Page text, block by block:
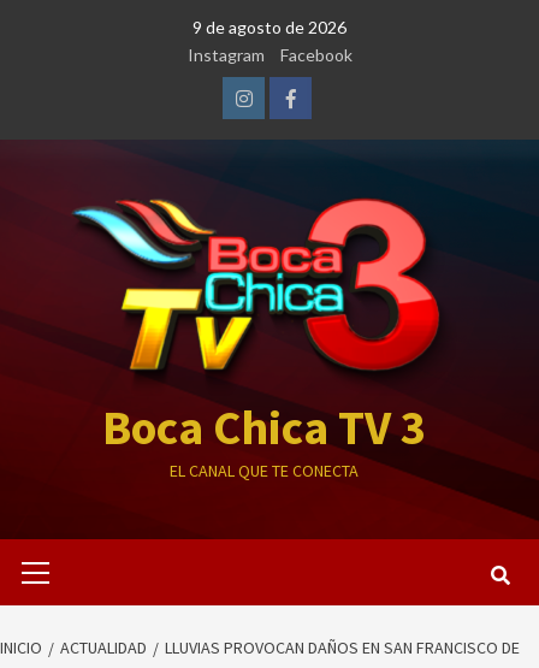
9 de agosto de 2026
Instagram
Facebook
InstagramFacebook
Boca Chica TV 3
EL CANAL QUE TE CONECTA
primario
INICIO ACTUALIDAD
LLUVIAS PROVOCAN DAÑOS EN SAN FRANCISCO DE